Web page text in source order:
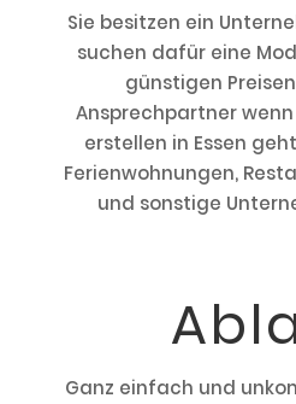
Sie besitzen ein
suchen dafür eine
günstigen
Ansprechpartner
erstellen in Essen
Ferienwohnungen,
und sonstige
Ganz einfach und